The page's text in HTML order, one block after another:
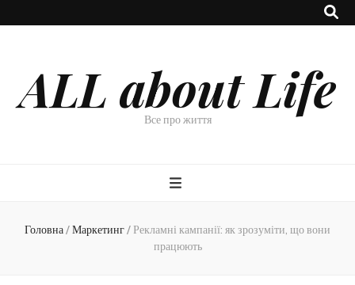
ALL about Life
Все про життя
Головна/Маркетинг/Рекламні кампанії: як зрозуміти, що вони
працюють